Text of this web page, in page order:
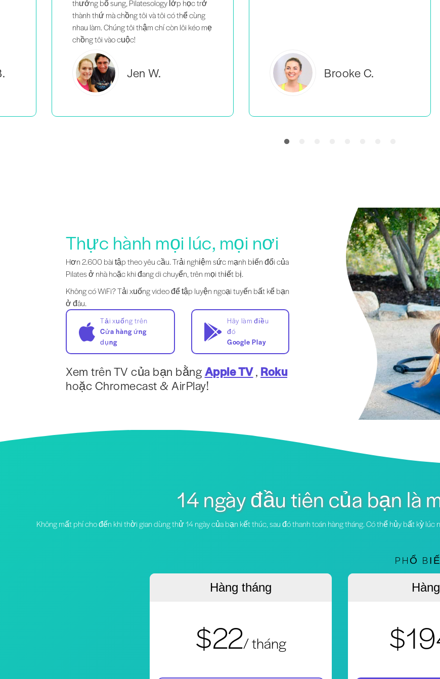
Brooke C. Everlea B.
Thực hành mọi lúc, mọi nơi
Hơn 2.600 bài tập theo yêu cầu. Trải nghiệm sức mạnh biến đổi của
Pilates ở nhà hoặc khi đang di chuyển, trên mọi thiết bị.
Không có WiFi? Tải xuống video để tập luyện ngoại tuyến bất kể bạn
ở đâu.
Tải xuống trên
Cửa hàng ứng
dụng
Hãy làm điều
đó
Google Play
Xem trên TV của bạn bằngApple TV, Roku
hoặc Chromecast & AirPlay!
14 ngày đầu tiên của bạn là
Không mất phí cho đến khi thời gian dùng thử 14 ngày của bạn kết thúc, sau đó thanh toán hàng tháng. Có thể hủy bất kỳ lúc
Hàng tháng
$22/ tháng
PHỔ